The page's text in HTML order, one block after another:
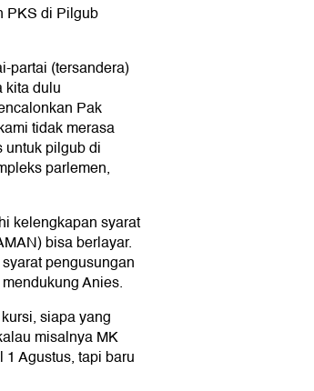
PKS di Pilgub
partai (tersandera)
kita dulu
Pak
tidak merasa
untuk pilgub di
parlemen,
kelengkapan syarat
bisa berlayar.
pengusungan
Anies.
siapa yang
misalnya MK
Agustus, tapi baru